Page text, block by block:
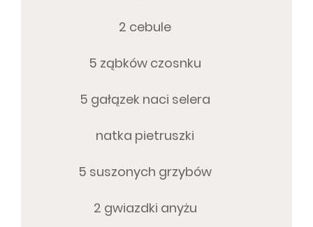
2 cebule
5 ząbków czosnku
5 gałązek naci selera
natka pietruszki
5 suszonych grzybów
2 gwiazdki anyżu